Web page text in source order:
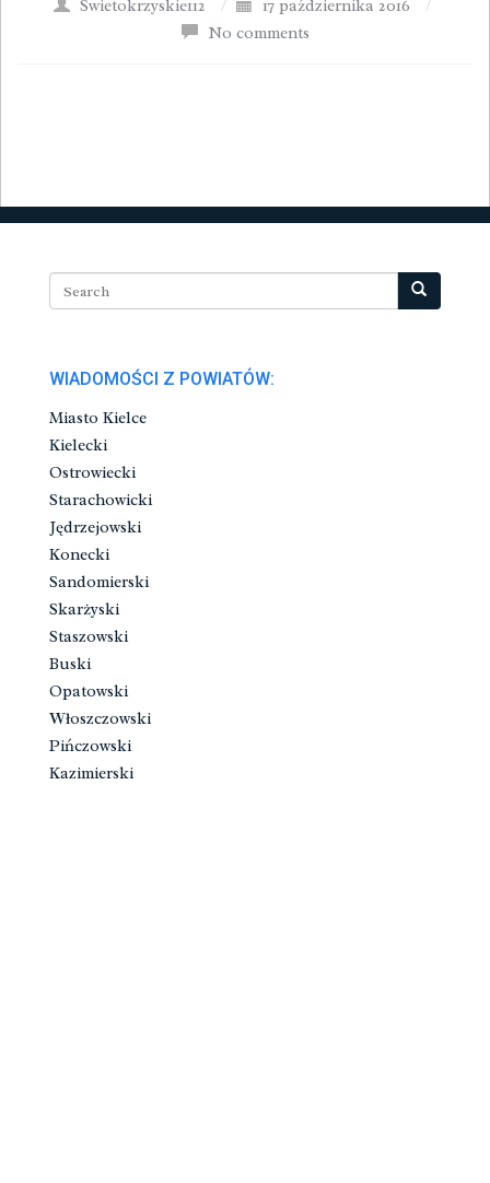
Swietokrzyskie112 / 17 października 2016
/
No comments
WIADOMOŚCI Z POWIATÓW:
Miasto Kielce
Kielecki
Ostrowiecki
Starachowicki
Jędrzejowski
Konecki
Sandomierski
Skarżyski
Staszowski
Buski
Opatowski
Włoszczowski
Pińczowski
Kazimierski